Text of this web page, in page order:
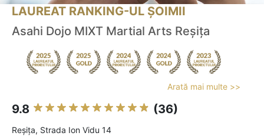
LAUREAT RANKING-UL ȘOIMII
Asahi Dojo MIXT Martial Arts Reșița
Arată mai multe >>
9.8 (36)
Reşiţa, Strada Ion Vidu 14